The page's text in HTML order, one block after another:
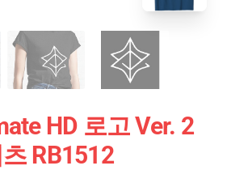
HD 로고 Ver. 2
RB1512